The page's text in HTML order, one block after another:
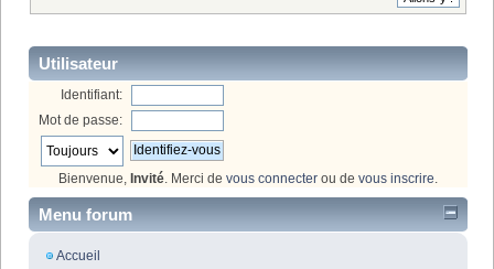
Utilisateur
Identifiant:
Mot de passe:
Bienvenue, Invité. Merci de vous connecter ou de vous inscrire.
Menu forum
Accueil